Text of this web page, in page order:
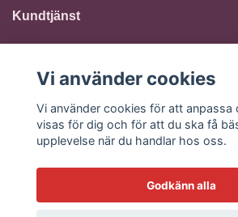
Kundtjänst
Sociala medier
Vi använder cookies
Vi använder cookies för att anpassa
visas för dig och för att du ska få
upplevelse när du handlar hos oss.
Godkänn alla